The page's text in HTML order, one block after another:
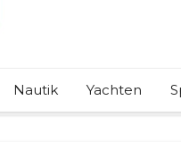
Nautik Yachten